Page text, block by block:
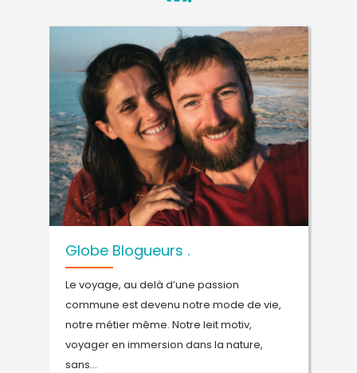
Globe Blogueurs .
Le voyage, au delà d’une passion
commune est devenu notre mode de vie,
notre métier même. Notre leit motiv,
voyager en immersion dans la nature,
sans...